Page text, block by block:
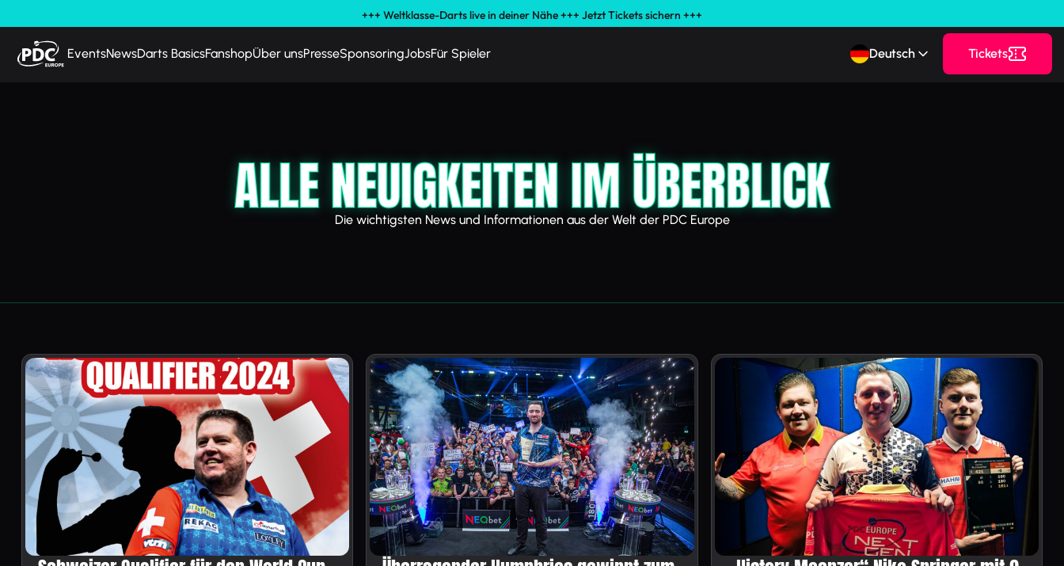
+++ Weltklasse-Darts live in deiner Nähe +++ Jetzt Tickets sichern +++
EventsNewsDarts BasicsFanshopÜber unsPresseSponsoringJobsFür Spieler Deutsch Tickets
ALLE NEUIGKEITEN IM ÜBERBLICK
Die wichtigsten News und Informationen aus der Welt der PDC Europe